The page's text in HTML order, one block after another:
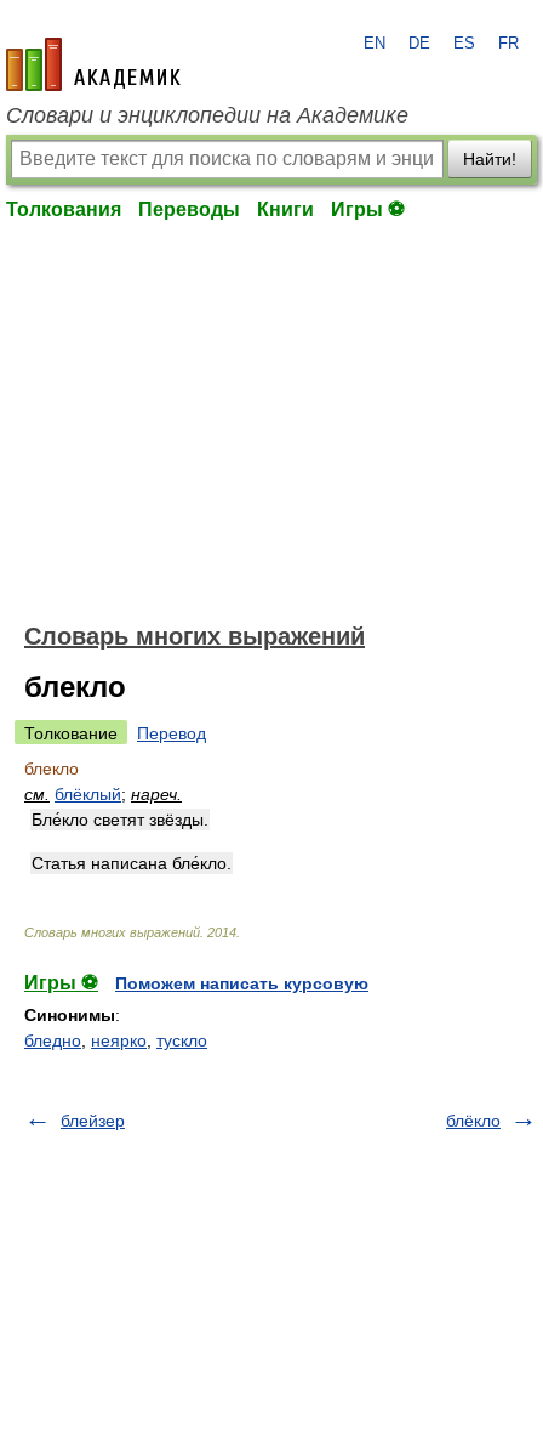
academic.ru
EN DE ES FR
Словари и энциклопедии на Академике
Найти!
Толкования Переводы Книги Игры ⚽
Словарь многих выражений
блекло
Толкование
Перевод
блекло
см. блёклый; нареч.
Бле́кло светят звёзды.
Статья написана бле́кло.
Словарь многих выражений 2014
Игры ⚽
Поможем написать курсовую
Синонимы:
бледно неярко тускло
блейзер блёкло